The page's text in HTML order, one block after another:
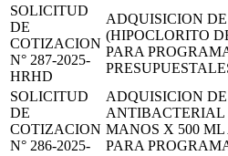
SOLICITUD
DE
COTIZACION
N° 287-2025-
HRHD
ADQUISICION
(HIPOCLORITO
PARA
SOLICITUD
DE
COTIZACION
N° 286-2025-
ADQUISICION
ANTIBACTERIAL
MANOS X 500 ML
PARA